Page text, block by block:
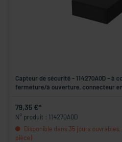
Capteur de sécurité - 114270A0D - à
fermeture/à ouverture, connecteur
79,35 €*
N° produit : 114270A0D
Disponible dans 35 jours
pièce)